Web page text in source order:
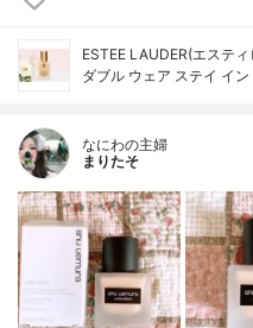
ESTEE LAUDER(エステ
ダブル ウェア ステイ イ
なにわの主婦
まりたそ